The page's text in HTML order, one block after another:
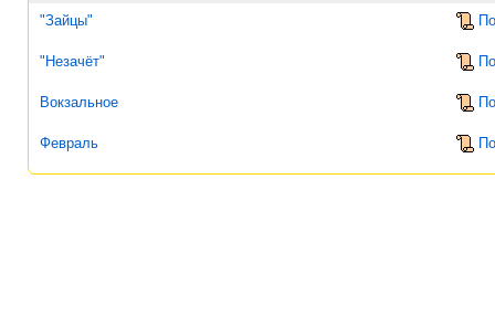
"Зайцы"
"Незачёт"
Вокзальное
Февраль